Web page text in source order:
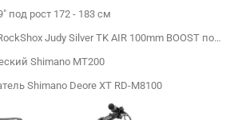
рост 172 - 183 см
Вилка воздушная RockShox Judy Silver TK AIR 100mm BOOST под ось 15mm
Shimano MT200
Shimano Deore XT RD-M8100